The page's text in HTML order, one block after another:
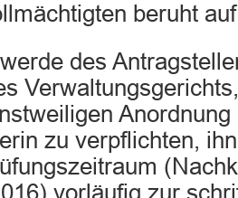
beruht
des
zu verpflichten,
vorläufig zur